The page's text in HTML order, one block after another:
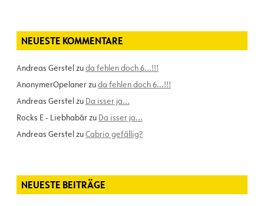
NEUESTE KOMMENTARE
Andreas Gerstelzuda fehlen doch 6…!!!
AnonymerOpelanerzuda fehlen doch 6…!!!
Andreas Gerstelzu Da isser ja…
Rocks E - Liebhabärzu Da isser ja…
Andreas GerstelzuCabrio gefällig?
NEUESTE BEITRÄGE